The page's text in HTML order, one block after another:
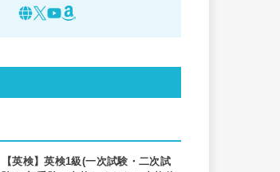
【英検】英検1級(一次試験・二次試